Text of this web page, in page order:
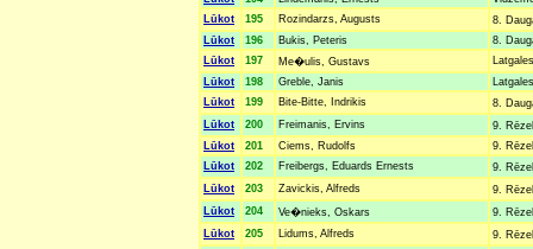
Lūkot
195 Rozindarzs, Augusts
8.
Lūkot
196 Bukis, Peteris
8.
Lūkot
197 Me�ulis, Gustavs
Lūkot
198 Greble, Janis
Lūkot
199 Bite-Bitte, Indrikis
8.
Lūkot
200 Freimanis, Ervins
9.
Lūkot
201 Ciems, Rudolfs
9.
Lūkot
202 Freibergs, Eduards Ernests
9.
Lūkot
203 Zavickis, Alfreds
9.
Lūkot
204 Ve�nieks, Oskars
9.
Lūkot
205 Lidums, Alfreds
9.